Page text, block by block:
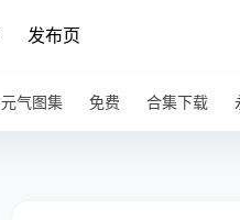
发布页
元气图集 免费 合集下载